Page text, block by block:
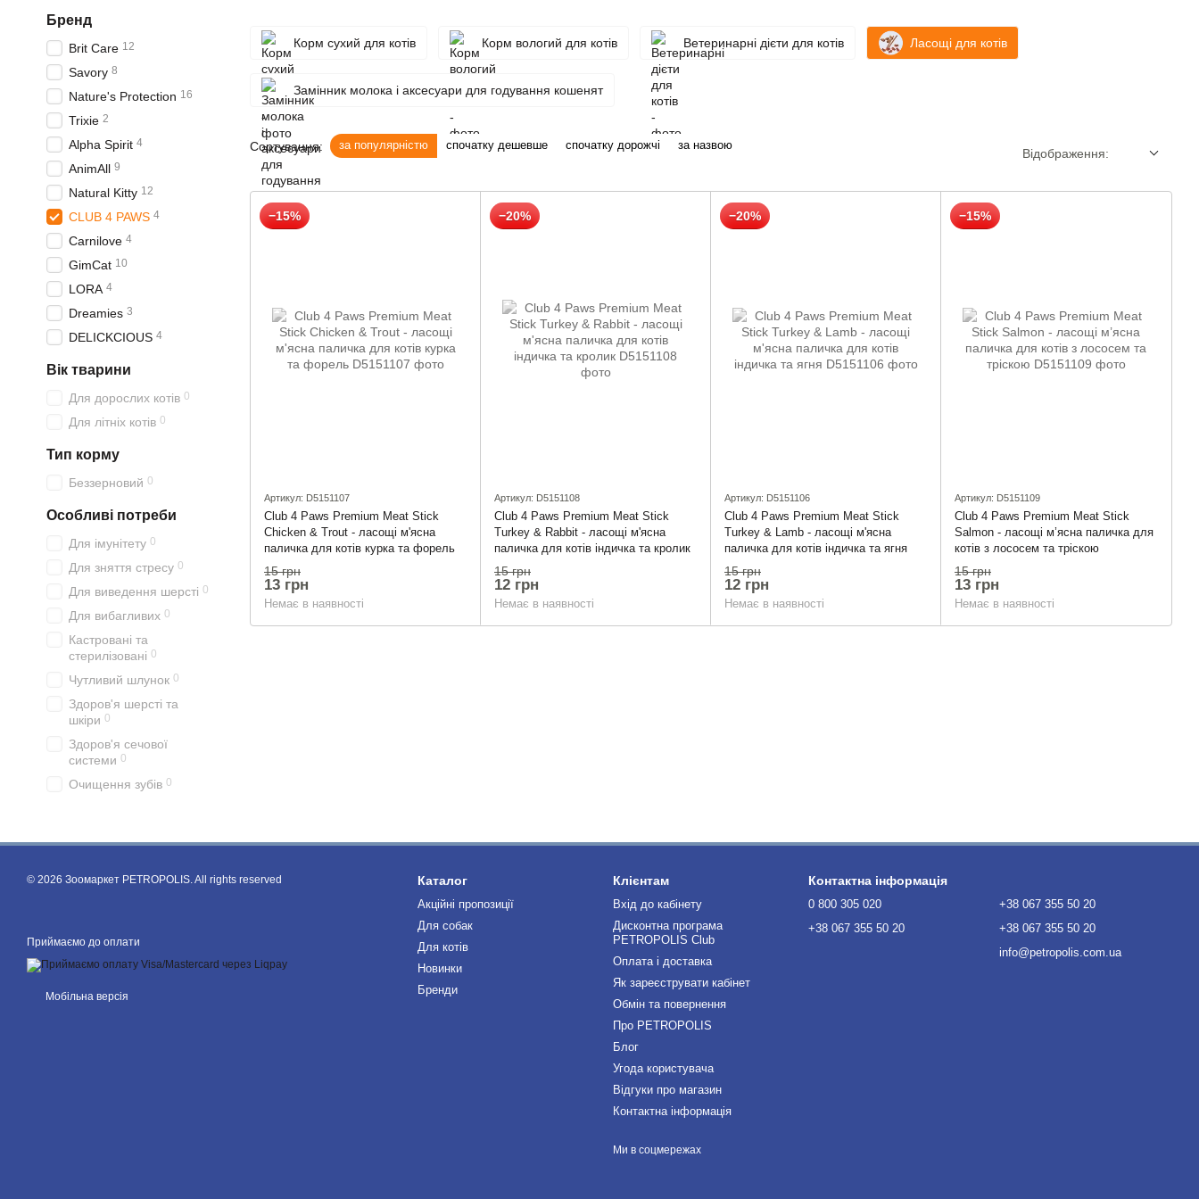
Корм сухий для котів Корм вологий для котів Ветеринарні дієти для котів Ласощі для котів
Замінник молока і аксесуари для годування кошенят
Сортування: за популярністю спочатку дешевше спочатку дорожчі за назвою
Відображення:
−15%
Артикул: D5151107
Club 4 Paws Premium Meat Stick
Chicken & Trout - ласощі м'ясна
паличка для котів курка та форель
15 грн
13 грн
Немає в наявності
−20%
Артикул: D5151108
Club 4 Paws Premium Meat Stick
Turkey & Rabbit - ласощі м'ясна
паличка для котів індичка та кролик
15 грн
12 грн
Немає в наявності
−20%
Артикул: D5151106
Club 4 Paws Premium Meat Stick
Turkey & Lamb - ласощі м'ясна
паличка для котів індичка та ягня
15 грн
12 грн
Немає в наявності
−15%
Артикул: D5151109
Club 4 Paws Premium Meat Stick
Salmon - ласощі м’ясна паличка для
котів з лососем та тріскою
15 грн
13 грн
Немає в наявності
Бренд
Brit Care 12
Savory 8
Nature's Protection 16
Trixie 2
Alpha Spirit 4
AnimAll 9
Natural Kitty 12
CLUB 4 PAWS 4
Carnilove 4
GimCat 10
LORA 4
Dreamies 3
DELICKCIOUS 4
Вік тварини
Для дорослих котів 0
Для літніх котів 0
Тип корму
Беззерновий 0
Особливі потреби
Для імунітету 0
Для зняття стресу 0
Для виведення шерсті 0
Для вибагливих 0
Кастровані та
стерилізовані 0
Чутливий шлунок 0
Здоров'я шерсті та
шкіри 0
Здоров'я сечової
системи 0
Очищення зубів 0
© 2026 Зоомаркет PETROPOLIS. All rights reserved
Приймаємо до оплати
Мобільна версія
Каталог
Акційні пропозиції
Для собак
Для котів
Новинки
Бренди
Клієнтам
Вхід до кабінету
Дисконтна програма
PETROPOLIS Club
Оплата і доставка
Як зареєструвати кабінет
Обмін та повернення
Про PETROPOLIS
Блог
Угода користувача
Відгуки про магазин
Контактна інформація
Ми в соцмережах
Контактна інформація
0 800 305 020
+38 067 355 50 20
+38 067 355 50 20
+38 067 355 50 20
info@petropolis.com.ua